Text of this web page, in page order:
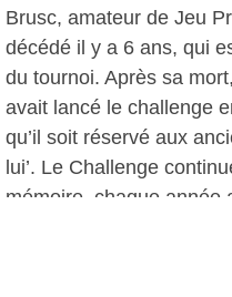
Brusc, amateur de Jeu
décédé il y a 6 ans, qui
du tournoi. Après sa
avait lancé le challenge
qu’il soit réservé aux
lui’. Le Challenge
mémoire, chaque année